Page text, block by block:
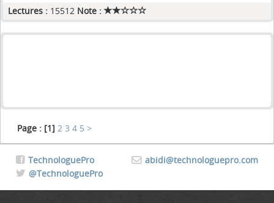
Lectures : 15512 Note :
Page : [1] 2 3 4 5 >
abidi@technologuepro.com
TechnologuePro
@TechnologuePro